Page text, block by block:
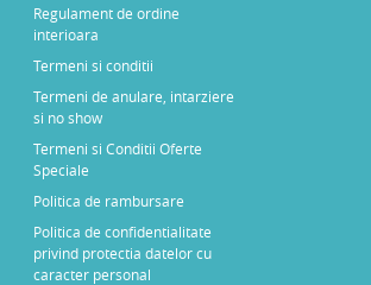
Regulament de ordine
interioara
Termeni si conditii
Termeni de anulare, intarziere
si no show
Termeni si Conditii Oferte
Speciale
Politica de rambursare
Politica de confidentialitate
privind protectia datelor cu
caracter personal